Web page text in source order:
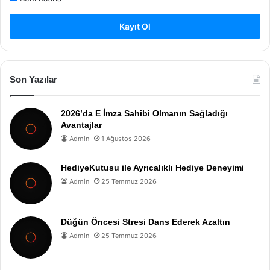
Kayıt Ol
Son Yazılar
2026’da E İmza Sahibi Olmanın Sağladığı
Avantajlar
Admin 1 Ağustos 2026
HediyeKutusu ile Ayrıcalıklı Hediye Deneyimi
Admin 25 Temmuz 2026
Düğün Öncesi Stresi Dans Ederek Azaltın
Admin 25 Temmuz 2026